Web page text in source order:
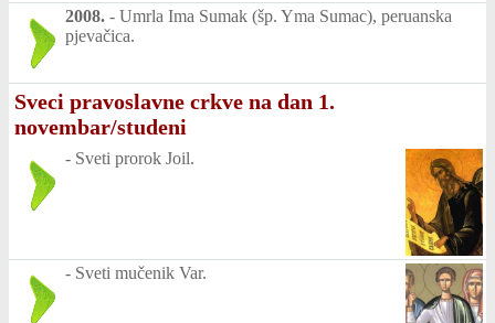
2008. - Umrla Ima Sumak (šp. Yma Sumac), peruanska
pjevačica.
Sveci pravoslavne crkve na dan 1.
novembar/studeni
- Sveti prorok Joil.
- Sveti mučenik Var.